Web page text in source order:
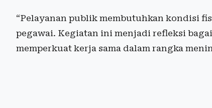
“Pelayanan publik membutuhkan kondisi
pegawai. Kegiatan ini menjadi refleksi
memperkuat kerja sama dalam rangka